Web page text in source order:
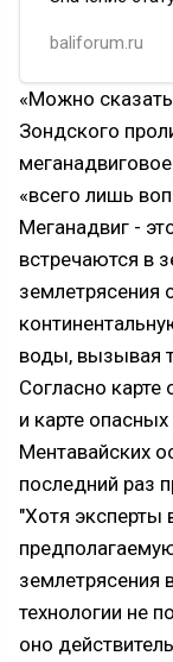
и возможный
baliforum.ru
«Можно
Зондского
«всего лишь
Меганадвиг -
встречаются в
землетрясения
воды, вызывая
Согласно карте
и карте
Ментавайских
последний раз
"Хотя эксперты
землетрясения
технологии не
оно